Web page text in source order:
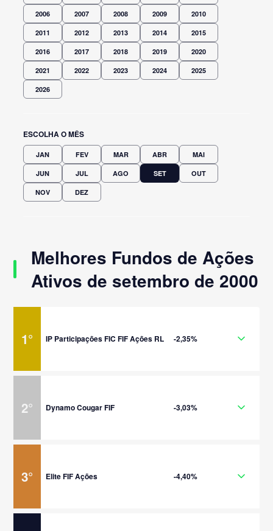
2006 2007 2008 2009 2010
2011 2012 2013 2014 2015
2016 2017 2018 2019 2020
2021 2022 2023 2024 2025
2026
ESCOLHA O MÊS
JAN FEV MAR ABR MAI
JUN JUL AGO SET OUT
NOV DEZ
Melhores Fundos de Ações
Ativos de setembro de 2000
1° IP Participações FIC FIF Ações RL -2,35%
2° Dynamo Cougar FIF -3,03%
3° Elite FIF Ações -4,40%